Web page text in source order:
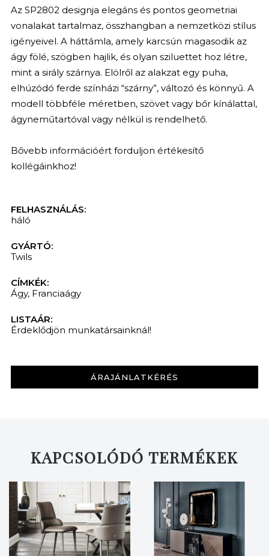
Az SP2802 designja elegáns és pontos geometriai
vonalakat tartalmaz, összhangban a nemzetközi stílus
igényeivel. A háttámla, amely karcsún magasodik az
ágy fölé, szögben hajlik, és olyan sziluettet hoz létre,
mint a sirály szárnya. Elölről az alakzat egy puha,
elhúzódó ferde színházi “szárny”, változó és könnyű. A
modell többféle méretben, szövet vagy bőr kínálattal,
ágyneműtartóval vagy nélkül is rendelhető.
Bővebb információért forduljon értékesítő
kollégáinkhoz!
FELHASZNÁLÁS:
háló
GYÁRTÓ:
Twils
CÍMKÉK:
Ágy, Franciaágy
LISTAÁR:
Érdeklődjön munkatársainknál!
ÁRAJÁNLATKÉRÉS
KAPCSOLÓDÓ TERMÉKEK